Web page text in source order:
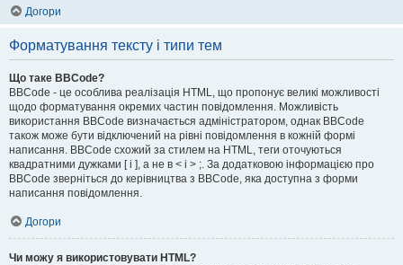
Догори
Форматування тексту і типи тем
Що таке BBCode?
BBCode - це особлива реалізація HTML, що пропонує великі можливості
щодо форматування окремих частин повідомлення. Можливість
використання BBCode визначається адміністратором, однак BBCode
також може бути відключений на рівні повідомлення в кожній формі
написання. BBCode схожий за стилем на HTML, теги оточуються
квадратними дужками [ і ], а не в < і > ;. За додатковою інформацією про
BBCode зверніться до керівництва з BBCode, яка доступна з форми
написання повідомлення.
Догори
Чи можу я використовувати HTML?